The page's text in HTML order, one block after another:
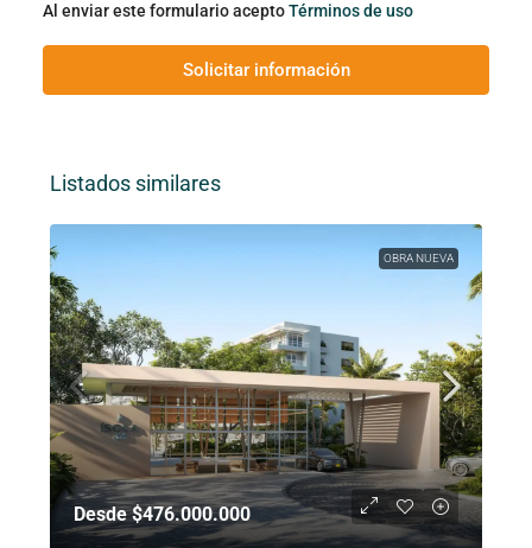
Al enviar este formulario aceptoTérminos de uso
Solicitar información
Listados similares
OBRA NUEVA
Desde $476.000.000